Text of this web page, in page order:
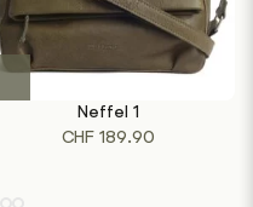
Ce
plusieurs
Neffel 1
CHF 189.90